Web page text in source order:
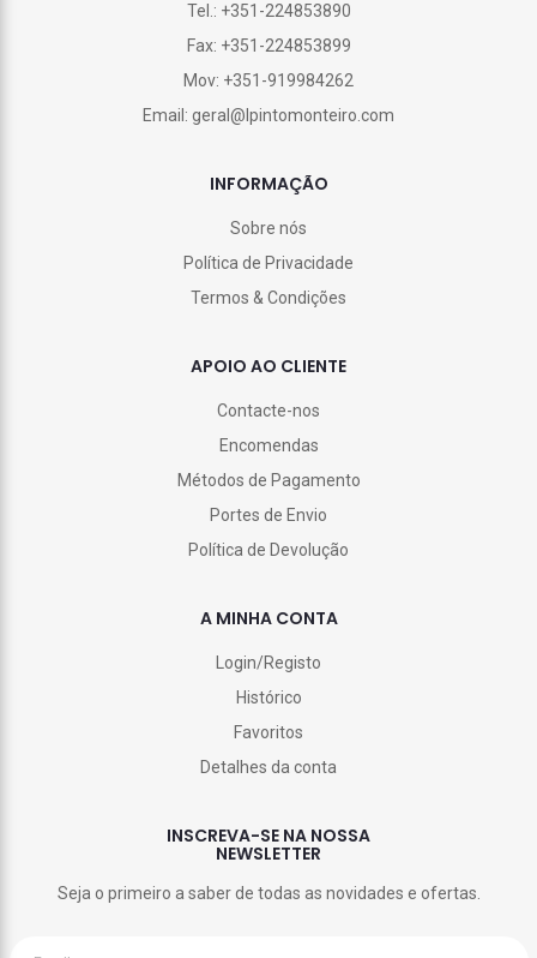
Tel.: +351-224853890
Fax: +351-224853899
Mov: +351-919984262
Email: geral@lpintomonteiro.com
INFORMAÇÃO
Sobre nós
Política de Privacidade
Termos & Condições
APOIO AO CLIENTE
Contacte-nos
Encomendas
Métodos de Pagamento
Portes de Envio
Política de Devolução
A MINHA CONTA
Login/Registo
Histórico
Favoritos
Detalhes da conta
INSCREVA-SE NA NOSSA
NEWSLETTER
Seja o primeiro a saber de todas as novidades e ofertas.